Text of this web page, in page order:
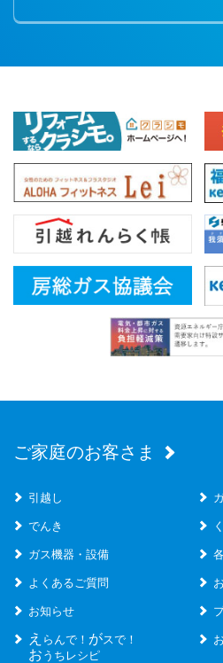
ご家庭のお客さま
引越し
でんき
ガス機器・設備
よくあるご質問
お知らせ
え らんで！ がスで！
お うちレシピ